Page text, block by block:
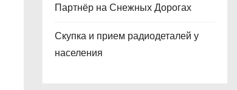
Партнёр на Снежных Дорогах
Скупка и прием радиодеталей у
населения